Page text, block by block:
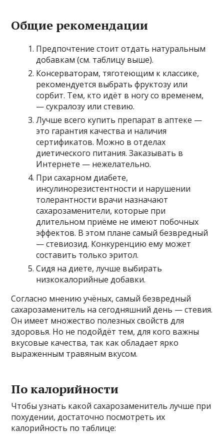
Общие рекомендации
Предпочтение стоит отдать натуральным
добавкам (см. таблицу выше).
Консерваторам, тяготеющим к классике,
рекомендуется выбрать фруктозу или
сорбит. Тем, кто идёт в ногу со временем,
— сукралозу или стевию.
Лучше всего купить препарат в аптеке —
это гарантия качества и наличия
сертификатов. Можно в отделах
диетического питания. Заказывать в
Интернете — нежелательно.
При сахарном диабете,
инсулинорезистентности и нарушении
толерантности врачи назначают
сахарозаменители, которые при
длительном приёме не имеют побочных
эффектов. В этом плане самый безвредный
— стевиозид. Конкуренцию ему может
составить только эритол.
Сидя на диете, лучше выбирать
низкокалорийные добавки.
Согласно мнению учёных, самый безвредный
сахарозаменитель на сегодняшний день — стевия.
Он имеет множество полезных свойств для
здоровья. Но не подойдёт тем, для кого важны
вкусовые качества, так как обладает ярко
выраженным травяным вкусом.
По калорийности
Чтобы узнать какой сахарозаменитель лучше при
похудении, достаточно посмотреть их
калорийность по таблице: